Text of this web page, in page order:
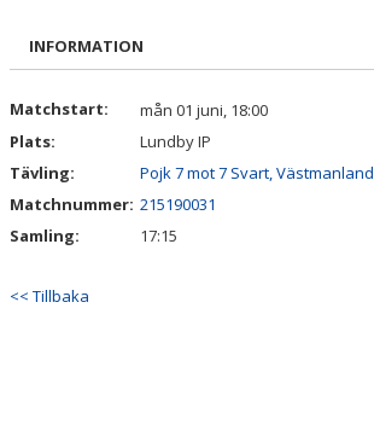
DOKUMENT
INTRESSEANMÄLAN
INFORMATION
Matchstart:
mån 01 juni, 18:00
Plats:
Lundby IP
Tävling:
Pojk 7 mot 7 Svart, Västmanland
Matchnummer: 215190031
Samling:
17:15
<< Tillbaka